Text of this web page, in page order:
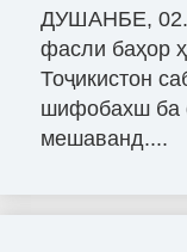
ДУШАНБЕ,
фасли баҳор
Тоҷикистон
шифобахш ба
мешаванд....